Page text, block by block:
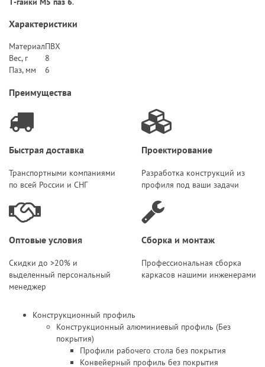
Характеристики
МатериалПВХ
Вес, г
8
Паз, мм
6
Преимущества
Быстрая доставка
Транспортными компаниями
по всей России и СНГ
Проектирование
Разработка конструкций из
профиля под ваши задачи
Оптовые условия
Скидки до >20% и
выделенный персональный
менеджер
Сборка и монтаж
Профессиональная сборка
каркасов нашими инженерами
Конструкционный профиль
Конструкционный алюминиевый профиль (Без
покрытия)
Профили рабочего стола без покрытия
Конвейерный профиль без покрытия